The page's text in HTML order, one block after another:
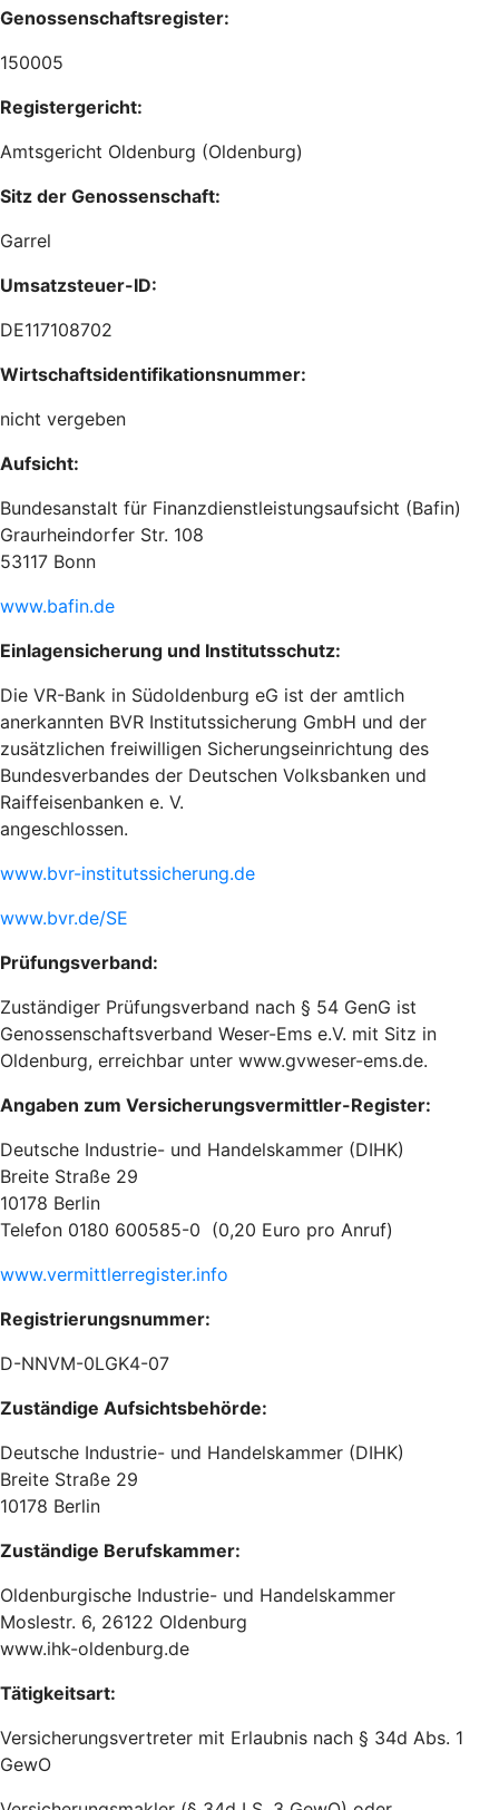
Genossenschaftsregister:
150005
Registergericht:
Amtsgericht Oldenburg (Oldenburg)
Sitz der Genossenschaft:
Garrel
Umsatzsteuer-ID:
DE117108702
Wirtschaftsidentifikationsnummer:
nicht vergeben
Aufsicht:
Bundesanstalt für Finanzdienstleistungsaufsicht (Bafin)
Graurheindorfer Str. 108
53117 Bonn
www.bafin.de
Einlagensicherung und Institutsschutz:
Die VR-Bank in Südoldenburg eG ist der amtlich
anerkannten BVR Institutssicherung GmbH und der
zusätzlichen freiwilligen Sicherungseinrichtung des
Bundesverbandes der Deutschen Volksbanken und
Raiffeisenbanken e. V.
angeschlossen.
www.bvr-institutssicherung.de
www.bvr.de/SE
Prüfungsverband:
Zuständiger Prüfungsverband nach § 54 GenG ist
Genossenschaftsverband Weser-Ems e.V. mit Sitz in
Oldenburg, erreichbar unter www.gvweser-ems.de.
Angaben zum Versicherungsvermittler-Register:
Deutsche Industrie- und Handelskammer (DIHK)
Breite Straße 29
10178 Berlin
Telefon 0180 600585-0 (0,20 Euro pro Anruf)
www.vermittlerregister.info
Registrierungsnummer:
D-NNVM-0LGK4-07
Zuständige Aufsichtsbehörde:
Deutsche Industrie- und Handelskammer (DIHK)
Breite Straße 29
10178 Berlin
Zuständige Berufskammer:
Oldenburgische Industrie- und Handelskammer
Moslestr. 6, 26122 Oldenburg
www.ihk-oldenburg.de
Tätigkeitsart:
Versicherungsvertreter mit Erlaubnis nach § 34d Abs. 1
GewO